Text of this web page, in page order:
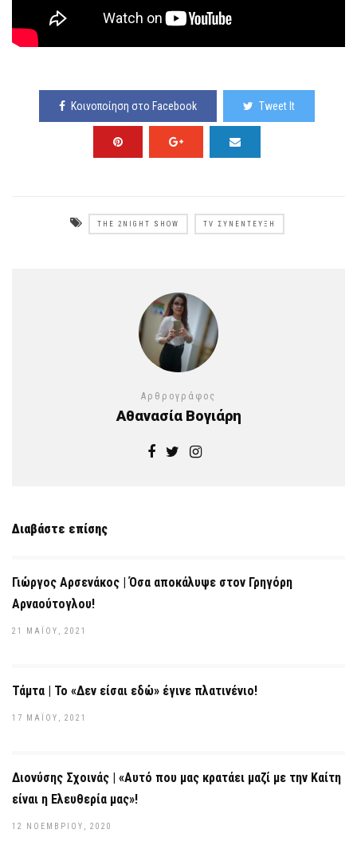
Κοινοποίηση στο Facebook Tweet It
THE 2NIGHT SHOW TV ΣΥΝΈΝΤΕΥΞΗ
Αρθρογράφος
Αθανασία Βογιάρη
Διαβάστε επίσης
Γιώργος Αρσενάκος | Όσα αποκάλυψε στον Γρηγόρη
Αρναούτογλου!
21 ΜΑΪ́ΟΥ, 2021
Τάμτα | Το «Δεν είσαι εδώ» έγινε πλατινένιο!
17 ΜΑΪ́ΟΥ, 2021
Διονύσης Σχοινάς | «Αυτό που μας κρατάει μαζί με την Καίτη
είναι η Ελευθερία μας»!
12 ΝΟΕΜΒΡΊΟΥ, 2020